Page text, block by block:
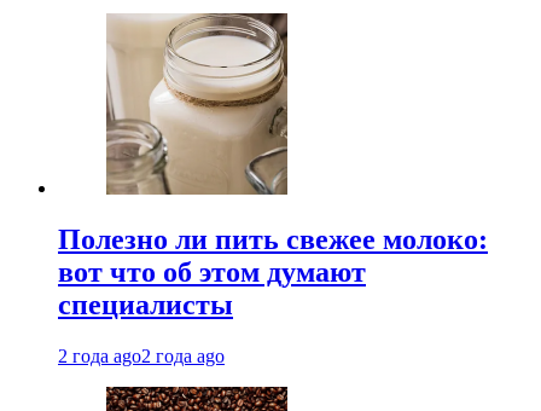
Полезно ли пить свежее молоко:
вот что об этом думают
специалисты
2 года ago2 года ago